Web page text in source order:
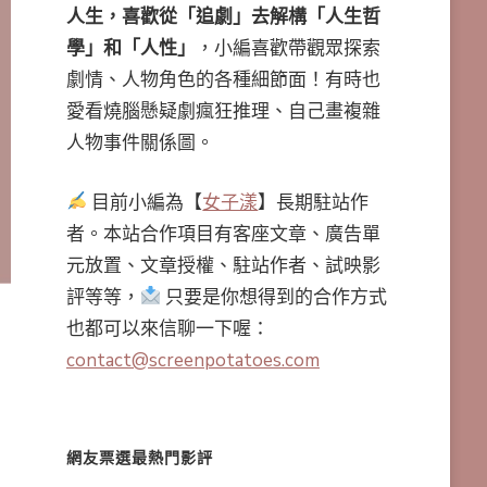
人生，喜歡從「追劇」去解構「人生哲
學」和「人性」
，小編喜歡帶觀眾探索
劇情、人物角色的各種細節面！有時也
愛看燒腦懸疑劇瘋狂推理、自己畫複雜
人物事件關係圖。
目前小編為【女子漾】長期駐站作
者。本站合作項目有客座文章、廣告單
元放置、文章授權、駐站作者、試映影
評等等，
只要是你想得到的合作方式
也都可以來信聊一下喔：
contact@screenpotatoes.com
網友票選最熱門影評